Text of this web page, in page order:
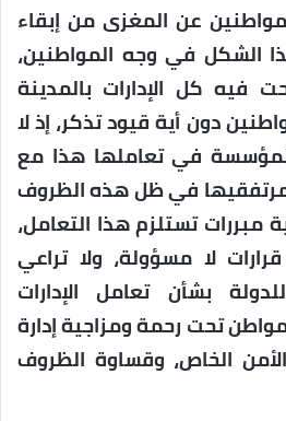
عن المغزى من إبقاء
الشكل في وجه المواطنين،
كل الإدارات بالمدينة
دون أية قيود تذكر، إذ لا
في تعاملها هذا مع
في ظل هذه الظروف
مبررات تستلزم هذا التعامل،
لا مسؤولة، ولا تراعي
بشأن تعامل الإدارات
تحت رحمة ومزاجية إدارة
الخاص، وقساوة الظروف